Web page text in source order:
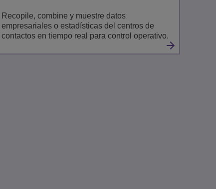
Recopile, combine y muestre datos
empresariales o estadísticas del centros de
contactos en tiempo real para control operativo.